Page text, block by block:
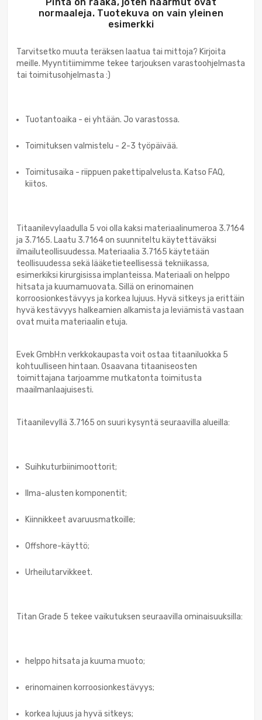
normaaleja. Tuotekuva on vain yleinen
esimerkki
Tarvitsetko muuta teräksen laatua tai mittoja? Kirjoita
meille. Myyntitiimimme tekee tarjouksen varastoohjelmasta
tai toimitusohjelmasta :)
Tuotantoaika - ei yhtään. Jo varastossa.
Toimituksen valmistelu - 2-3 työpäivää.
Toimitusaika - riippuen pakettipalvelusta. Katso FAQ,
kiitos.
Titaanilevylaadulla 5 voi olla kaksi materiaalinumeroa 3.7164
ja 3.7165. Laatu 3.7164 on suunniteltu käytettäväksi
ilmailuteollisuudessa. Materiaalia 3.7165 käytetään
teollisuudessa sekä lääketieteellisessä tekniikassa,
esimerkiksi kirurgisissa implanteissa. Materiaali on helppo
hitsata ja kuumamuovata. Sillä on erinomainen
korroosionkestävyys ja korkea lujuus. Hyvä sitkeys ja erittäin
hyvä kestävyys halkeamien alkamista ja leviämistä vastaan
ovat muita materiaalin etuja.
Evek GmbH:n verkkokaupasta voit ostaa titaaniluokka 5
kohtuulliseen hintaan. Osaavana titaaniseosten
toimittajana tarjoamme mutkatonta toimitusta
maailmanlaajuisesti.
Titaanilevyllä 3.7165 on suuri kysyntä seuraavilla alueilla:
Suihkuturbiinimoottorit;
Ilma-alusten komponentit;
Kiinnikkeet avaruusmatkoille;
Offshore-käyttö;
Urheilutarvikkeet.
Titan Grade 5 tekee vaikutuksen seuraavilla ominaisuuksilla:
helppo hitsata ja kuuma muoto;
erinomainen korroosionkestävyys;
korkea lujuus ja hyvä sitkeys;